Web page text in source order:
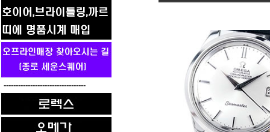
----------------------------------